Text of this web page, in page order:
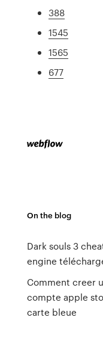
388
1545
1565
677
On the blog
Dark souls 3
engine
Comment creer
compte apple
carte bleue